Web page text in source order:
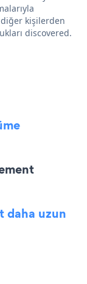
kişilerden
discovered.
daha uzun